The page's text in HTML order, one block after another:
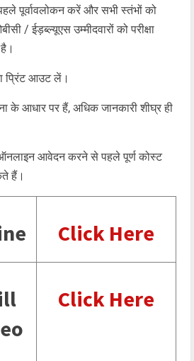
पूर्वावलोकन करें और सभी स्तंभों को
/ ईड़ब्ल्यूएस उम्मीदवारों को परीक्षा
प्रिंट आउट लें।
के आधार पर हैं, अधिक जानकारी शीघ्र ही
ऑनलाइन आवेदन करने से पहले पूर्ण कोस्ट
हैं।
Click Here
Click Here